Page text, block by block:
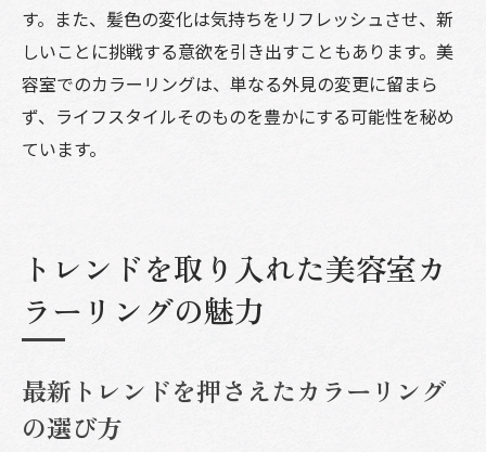
す。また、髪色の変化は気持ちをリフレッシュさせ、新
しいことに挑戦する意欲を引き出すこともあります。美
容室でのカラーリングは、単なる外見の変更に留まら
ず、ライフスタイルそのものを豊かにする可能性を秘め
ています。
トレンドを取り入れた美容室カ
ラーリングの魅力
最新トレンドを押さえたカラーリング
の選び方